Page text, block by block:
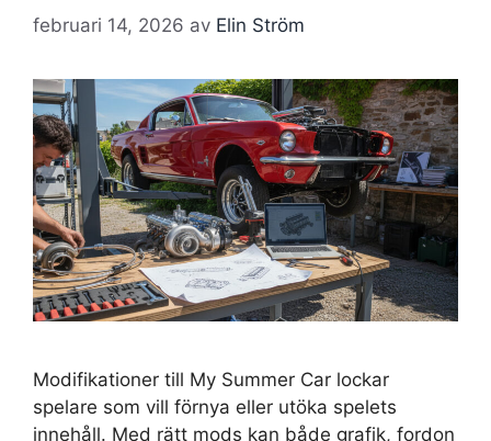
februari 14, 2026 av Elin Ström
Modifikationer till My Summer Car lockar
spelare som vill förnya eller utöka spelets
innehåll. Med rätt mods kan både grafik, fordon